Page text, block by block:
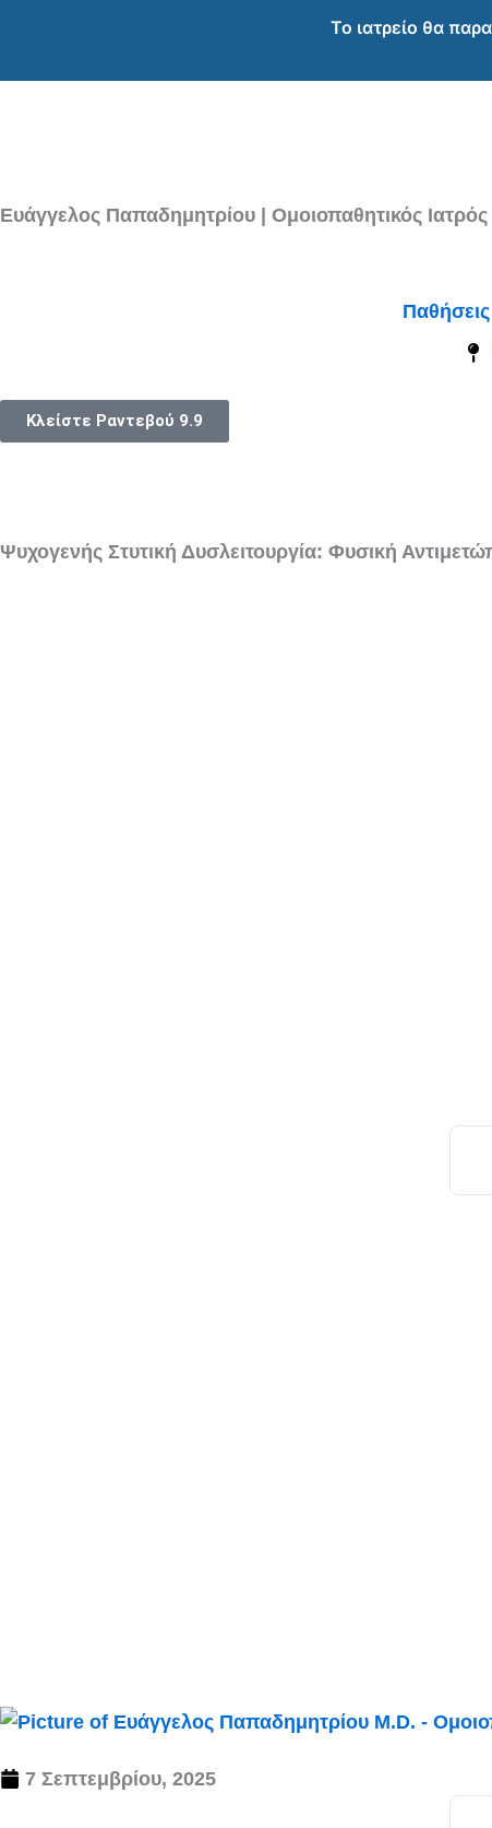
Το ιατρείο θα
περιεχόμενο
Ευάγγελος Παπαδημητρίου | Ομοιοπαθητικός Ιατρός
Παθήσεις
Κλείστε Ραντεβού 9.9
Ψυχογενής Στυτική Δυσλειτουργία: Φυσική
7 Σεπτεμβρίου, 2025